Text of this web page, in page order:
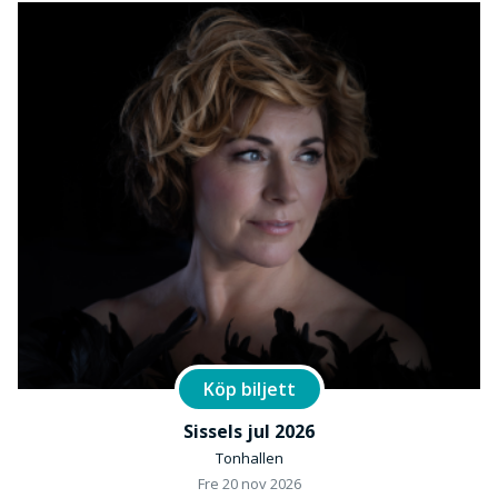
framträdanden i både SVT och TV4 samt flera
utmärkelser för sitt pianospel och artisteri, har Carbe
etablerat sig som en av Sveriges mest underhållande
pianister på scen.
Köp biljett
Sissels jul 2026
Tonhallen
Fre 20 nov 2026